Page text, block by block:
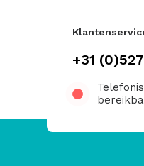
+31